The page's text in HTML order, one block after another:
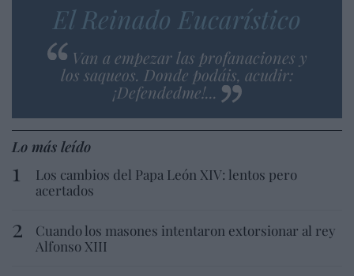
El Reinado Eucarístico
Van a empezar las profanaciones y
los saqueos. Donde podáis, acudir:
¡Defendedme!...
Lo más leído
Los cambios del Papa León XIV: lentos pero
acertados
Cuando los masones intentaron extorsionar al rey
Alfonso XIII